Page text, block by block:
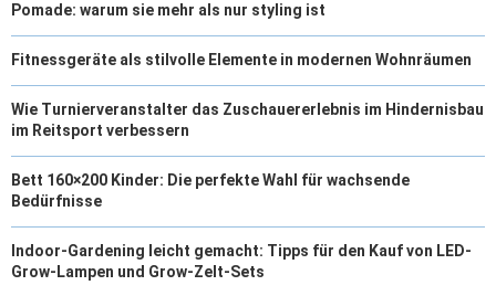
Pomade: warum sie mehr als nur styling ist
Fitnessgeräte als stilvolle Elemente in modernen Wohnräumen
Wie Turnierveranstalter das Zuschauererlebnis im Hindernisbau
im Reitsport verbessern
Bett 160×200 Kinder: Die perfekte Wahl für wachsende
Bedürfnisse
Indoor-Gardening leicht gemacht: Tipps für den Kauf von LED-
Grow-Lampen und Grow-Zelt-Sets